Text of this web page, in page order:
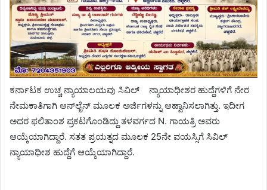
ಕರ್ನಾಟಕ ಉಚ್ಚ ನ್ಯಾಯಾಲಯವು ಸಿವಿಲ್ ನ್ಯಾಯಾಧೀಶರ ಹುದ್ದೆಗಳಿಗೆ ನೇರ
ನೇಮಕಾತಿಗಾಗಿ ಆನ್‌ಲೈನ್ ಮೂಲಕ ಅರ್ಜಿಗಳನ್ನು ಆಹ್ವಾನಿಸಲಾಗಿತ್ತು. ಇದೀಗ
ಅದರ ಫಲಿತಾಂಶ ಪ್ರಕಟಗೊಂಡಿದ್ದು ತಳವರ್ಗದ N. ಗಾಯತ್ರಿ ಅವರು
ಆಯ್ಕೆಯಾಗಿದ್ದಾರೆ. ಸತತ ಪ್ರಯತ್ನದ ಮೂಲಕ 25ನೇ ವಯಸ್ಸಿಗೆ ಸಿವಿಲ್
ನ್ಯಾಯಾಧೀಶ ಹುದ್ದೆಗೆ ಆಯ್ಕೆಯಾಗಿದ್ದಾರೆ.